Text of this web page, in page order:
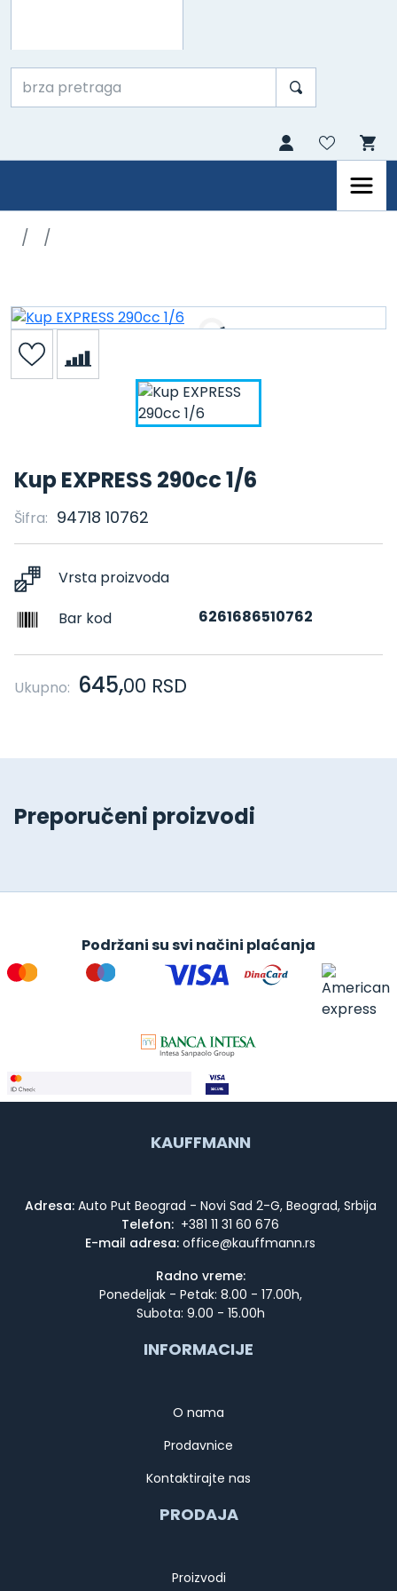
Kup EXPRESS 290cc 1/6
Šifra: 94718 10762
Vrsta proizvoda
Bar kod
6261686510762
Ukupno: 645,00 RSD
Preporučeni proizvodi
Podržani su svi načini plaćanja
KAUFFMANN
Adresa:Auto Put Beograd - Novi Sad 2-G, Beograd, Srbija
Telefon: +381 11 31 60 676
E-mail adresa:
Radno vreme:
Ponedeljak - Petak: 8.00 - 17.00h,
Subota: 9.00 - 15.00h
INFORMACIJE
O nama
Prodavnice
Kontaktirajte nas
PRODAJA
Proizvodi